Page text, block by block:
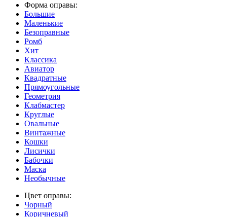
Форма оправы:
Большие
Маленькие
Безоправные
Ромб
Хит
Классика
Авиатор
Квадратные
Прямоугольные
Геометрия
Клабмастер
Круглые
Овальные
Винтажные
Кошки
Лисички
Бабочки
Маска
Необычные
Цвет оправы:
Чорный
Коричневый